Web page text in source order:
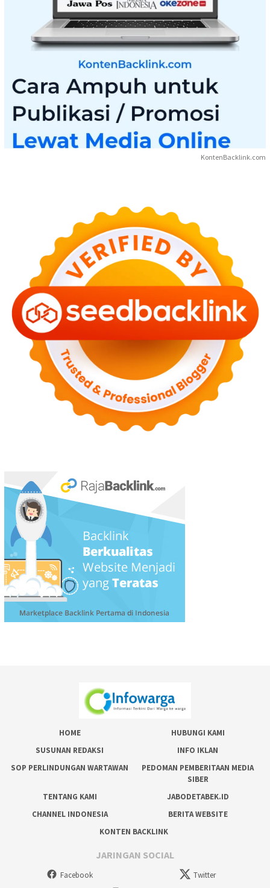
KontenBacklink.com
HOME
HUBUNGI KAMI
SUSUNAN REDAKSI
INFO IKLAN
SOP PERLINDUNGAN WARTAWAN
PEDOMAN PEMBERITAAN MEDIA
SIBER
TENTANG KAMI
JABODETABEK.ID
CHANNEL INDONESIA
BERITA WEBSITE
KONTEN BACKLINK
JARINGAN SOCIAL
Facebook
Twitter